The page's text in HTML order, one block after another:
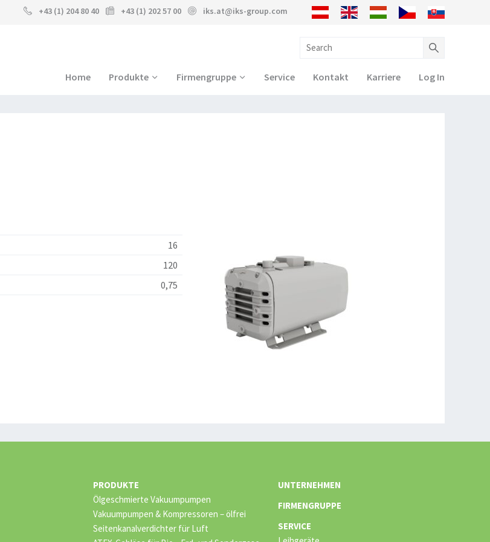
+43 (1) 204 80 40 +43 (1) 202 57 00 iks.at@iks-group.com
Home Produkte Firmengruppe Service Kontakt Karriere Log In
16
120
0,75
PRODUKTE
Ölgeschmierte Vakuumpumpen
Vakuumpumpen & Kompressoren – ölfrei
Seitenkanalverdichter für Luft
UNTERNEHMEN
FIRMENGRUPPE
SERVICE